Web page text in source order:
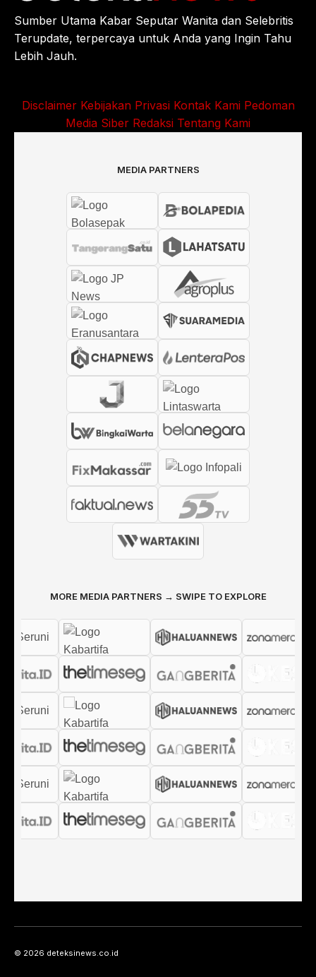
Sumber Utama Kabar Seputar Wanita dan Selebritis
Terupdate, terpercaya untuk Anda yang Ingin Tahu
Lebih Jauh.
Disclaimer Kebijakan Privasi Kontak Kami Pedoman
Media Siber Redaksi Tentang Kami
MEDIA PARTNERS
MORE MEDIA PARTNERS → SWIPE TO EXPLORE
© 2026 deteksinews.co.id